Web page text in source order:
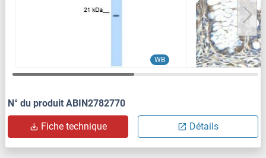
WB
N° du produit ABIN2782770
Fiche technique Détails